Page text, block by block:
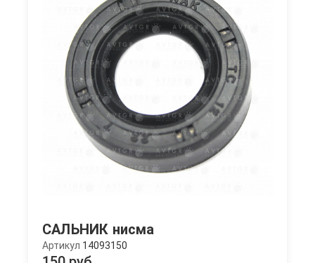
САЛЬНИК нисма
Артикул 14093150